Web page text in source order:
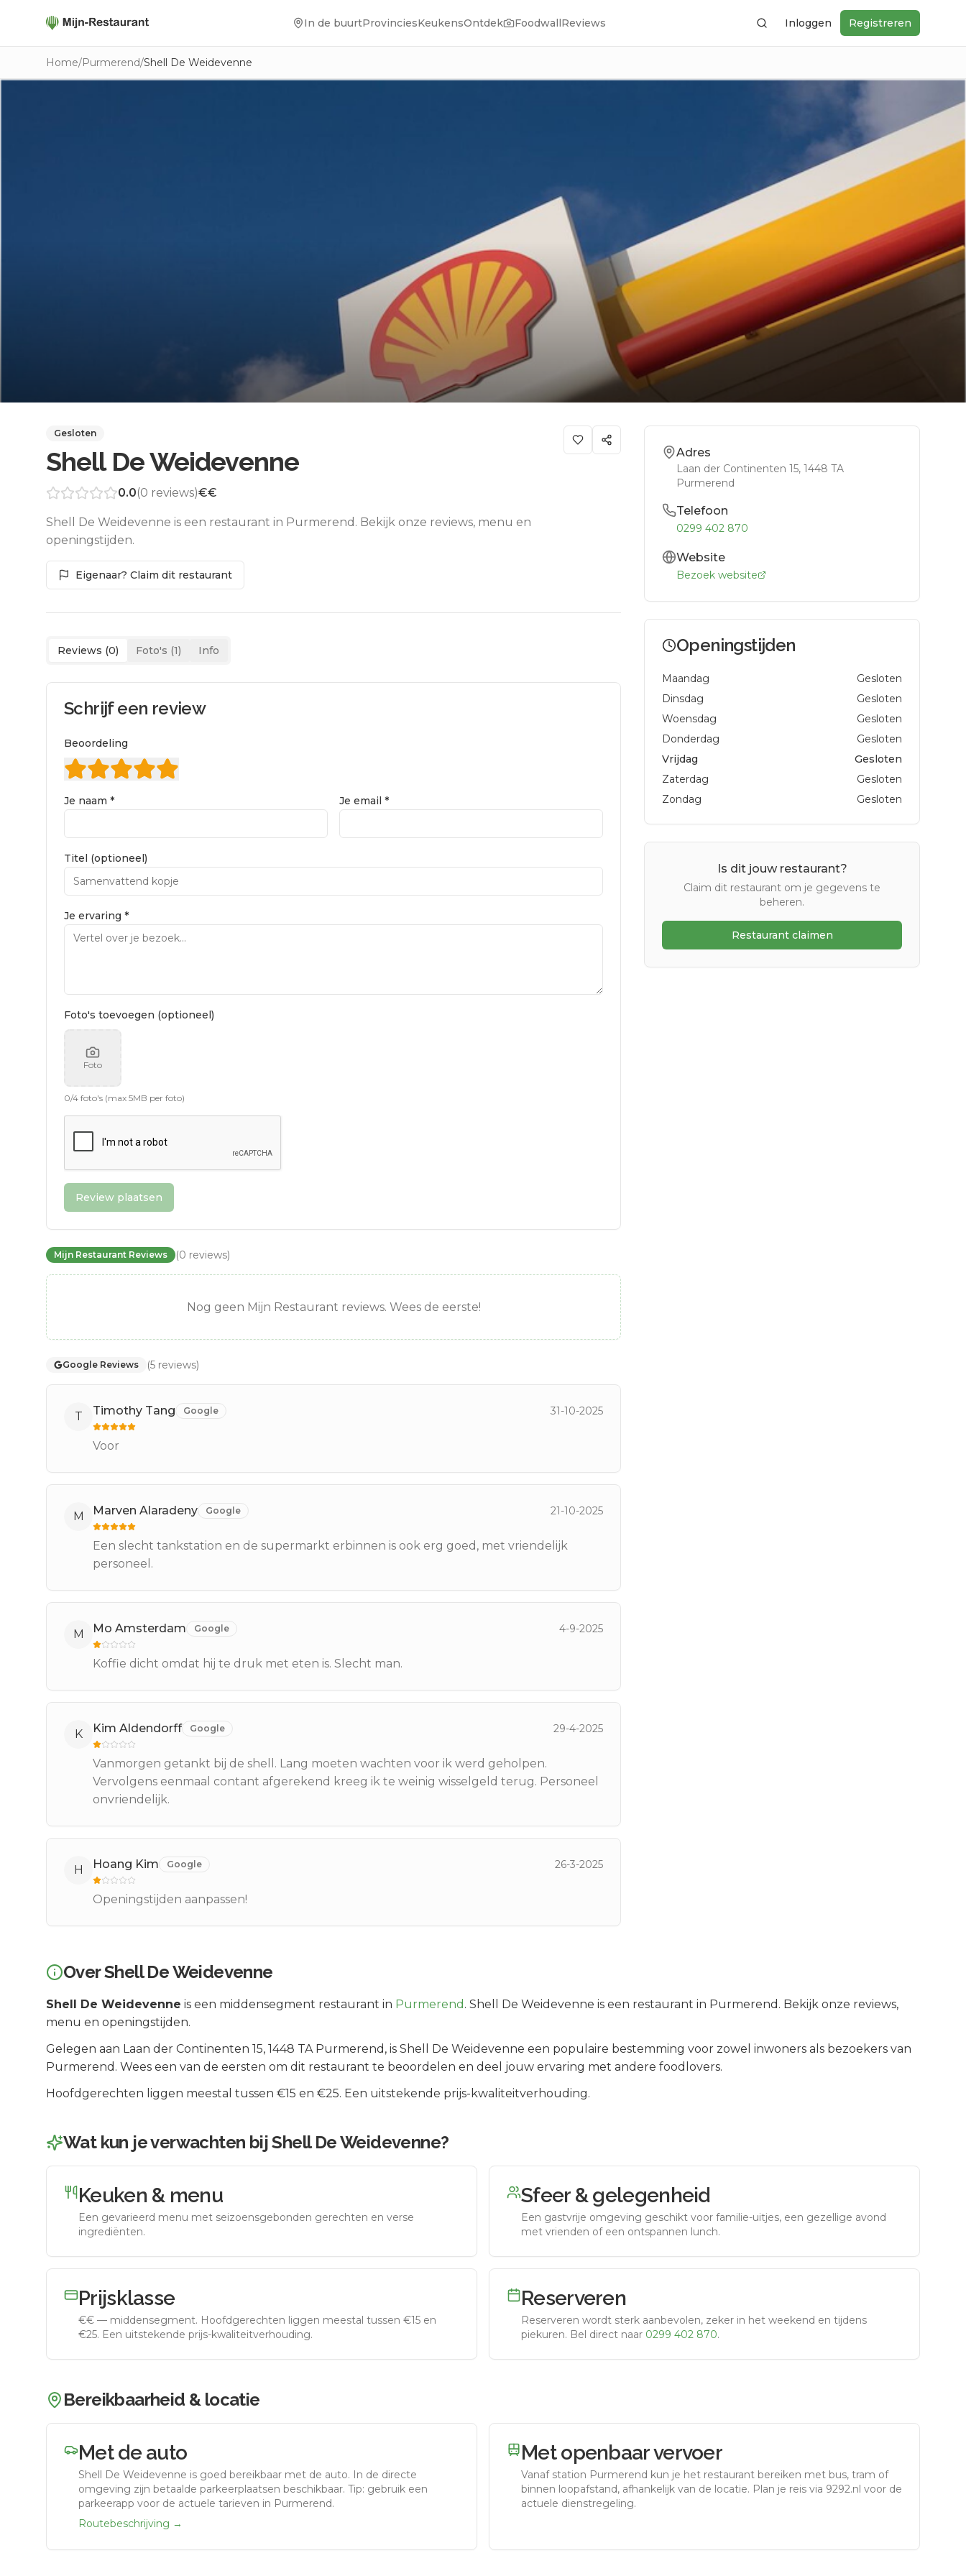
In de buurtProvinciesKeukensOntdek FoodwallReviews ZoekenInloggen Registreren
Home/Purmerend/Shell De Weidevenne
Gesloten
Shell De Weidevenne
0.0(0 reviews)€€
Shell De Weidevenne is een restaurant in Purmerend. Bekijk onze reviews, menu en
openingstijden.
Eigenaar? Claim dit restaurant
Reviews (0) Foto's (1) Info
Schrijf een review
Beoordeling
Je naam * Je email *
Titel (optioneel)
Je ervaring *
Foto's toevoegen (optioneel)
Foto
0/4 foto's (max 5MB per foto)
Review plaatsen
Mijn Restaurant Reviews (0 reviews)
Nog geen Mijn Restaurant reviews. Wees de eerste!
Google Reviews (5 reviews)
T Timothy Tang Google 31-10-2025
Voor
M Marven Alaradeny Google 21-10-2025
Een slecht tankstation en de supermarkt erbinnen is ook erg goed, met vriendelijk
personeel.
M Mo Amsterdam Google 4-9-2025
Koffie dicht omdat hij te druk met eten is. Slecht man.
K Kim Aldendorff Google 29-4-2025
Vanmorgen getankt bij de shell. Lang moeten wachten voor ik werd geholpen.
Vervolgens eenmaal contant afgerekend kreeg ik te weinig wisselgeld terug. Personeel
onvriendelijk.
H Hoang Kim Google 26-3-2025
Openingstijden aanpassen!
Adres
Laan der Continenten 15, 1448 TA
Purmerend
Telefoon
0299 402 870
Website
Bezoek website
Openingstijden
Maandag
Gesloten
Dinsdag
Gesloten
Woensdag
Gesloten
Donderdag
Gesloten
Vrijdag
Gesloten
Zaterdag
Gesloten
Zondag
Gesloten
Is dit jouw restaurant?
Claim dit restaurant om je gegevens te
beheren.
Restaurant claimen
OverShell De Weidevenne
Shell De Weidevenne is een middensegment restaurant in Purmerend . Shell De Weidevenne is een restaurant in Purmerend. Bekijk onze reviews,
menu en openingstijden.
Gelegen aan Laan der Continenten 15, 1448 TA Purmerend , is Shell De Weidevenne een populaire bestemming voor zowel inwoners als bezoekers van
Purmerend . Wees een van de eersten om dit restaurant te beoordelen en deel jouw ervaring met andere foodlovers.
Hoofdgerechten liggen meestal tussen €15 en €25. Een uitstekende prijs-kwaliteitverhouding.
Wat kun je verwachten bijShell De Weidevenne?
Keuken & menu
Een gevarieerd menu met seizoensgebonden gerechten en verse
ingrediënten.
Sfeer & gelegenheid
Een gastvrije omgeving geschikt voor familie-uitjes, een gezellige avond
met vrienden of een ontspannen lunch.
Prijsklasse
€€ — middensegment. Hoofdgerechten liggen meestal tussen €15 en
€25. Een uitstekende prijs-kwaliteitverhouding.
Reserveren
Reserveren wordt sterk aanbevolen, zeker in het weekend en tijdens
piekuren. Bel direct naar 0299 402 870.
Bereikbaarheid & locatie
Met de auto
Shell De Weidevenne is goed bereikbaar met de auto. In de directe
omgeving zijn betaalde parkeerplaatsen beschikbaar. Tip: gebruik een
parkeerapp voor de actuele tarieven in Purmerend.
Routebeschrijving →
Met openbaar vervoer
Vanaf station Purmerend kun je het restaurant bereiken met bus, tram of
binnen loopafstand, afhankelijk van de locatie. Plan je reis via 9292.nl voor de
actuele dienstregeling.